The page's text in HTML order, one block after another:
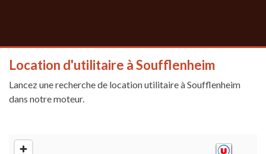
Location d'utilitaire à Soufflenheim
Lancez une recherche de location utilitaire à Soufflenheim
dans notre moteur.